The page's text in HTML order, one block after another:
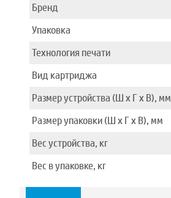
Бренд
Упаковка
Технология печати
Вид картриджа
Размер устройства (Ш x Г x В), мм
Размер упаковки (Ш x Г x В), мм
Вес устройства, кг
Вес в упаковке, кг